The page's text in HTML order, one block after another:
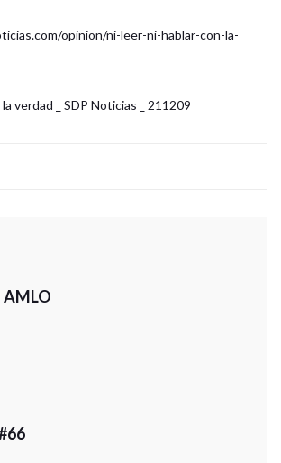
opinion/ni-leer-ni-hablar-con-la-
verdad _ SDP Noticias _ 211209
AMLO